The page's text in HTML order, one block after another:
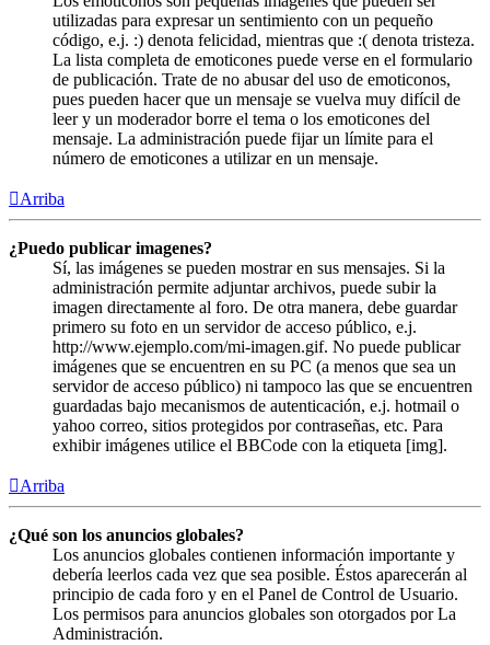
utilizadas para expresar un sentimiento con un pequeño
código, e.j. :) denota felicidad, mientras que :( denota tristeza.
La lista completa de emoticones puede verse en el formulario
de publicación. Trate de no abusar del uso de emoticonos,
pues pueden hacer que un mensaje se vuelva muy difícil de
leer y un moderador borre el tema o los emoticones del
mensaje. La administración puede fijar un límite para el
número de emoticones a utilizar en un mensaje.
Arriba
¿Puedo publicar imagenes?
Sí, las imágenes se pueden mostrar en sus mensajes. Si la
administración permite adjuntar archivos, puede subir la
imagen directamente al foro. De otra manera, debe guardar
primero su foto en un servidor de acceso público, e.j.
http://www.ejemplo.com/mi-imagen.gif. No puede publicar
imágenes que se encuentren en su PC (a menos que sea un
servidor de acceso público) ni tampoco las que se encuentren
guardadas bajo mecanismos de autenticación, e.j. hotmail o
yahoo correo, sitios protegidos por contraseñas, etc. Para
exhibir imágenes utilice el BBCode con la etiqueta [img].
Arriba
¿Qué son los anuncios globales?
Los anuncios globales contienen información importante y
debería leerlos cada vez que sea posible. Éstos aparecerán al
principio de cada foro y en el Panel de Control de Usuario.
Los permisos para anuncios globales son otorgados por La
Administración.